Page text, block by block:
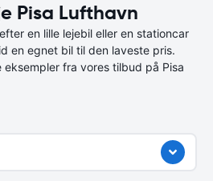
Pisa Lufthavn
en lille lejebil eller en stationcar
en egnet bil til den laveste pris.
fra vores tilbud på Pisa